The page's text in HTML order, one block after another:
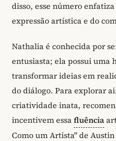
disso, esse número
expressão artística e do
Nathalia é conhecida por
entusiasta; ela possui
transformar ideias em
do diálogo. Para explorar
criatividade inata,
incentivem essafluência
Como um Artista" de